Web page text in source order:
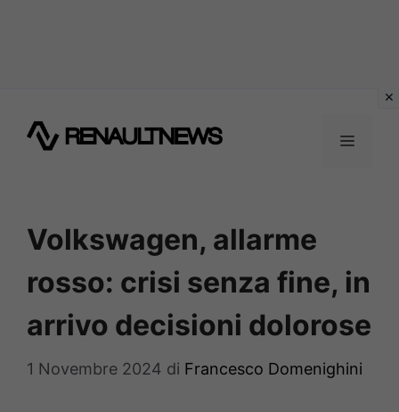
MENU
Volkswagen, allarme
rosso: crisi senza fine, in
arrivo decisioni dolorose
1 Novembre 2024 di Francesco Domenighini